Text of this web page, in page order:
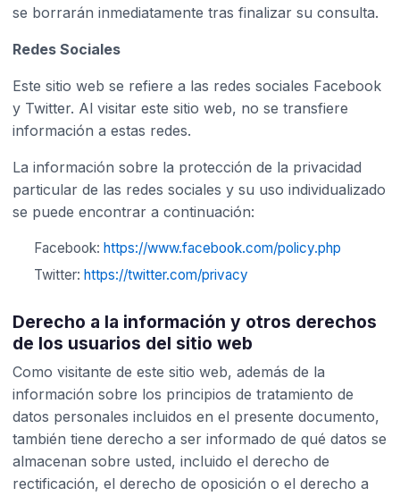
se borrarán inmediatamente tras finalizar su consulta.
Redes Sociales
Este sitio web se refiere a las redes sociales Facebook
y Twitter. Al visitar este sitio web, no se transfiere
información a estas redes.
La información sobre la protección de la privacidad
particular de las redes sociales y su uso individualizado
se puede encontrar a continuación:
Facebook: https://www.facebook.com/policy.php
Twitter: https://twitter.com/privacy
Derecho a la información y otros derechos
de los usuarios del sitio web
Como visitante de este sitio web, además de la
información sobre los principios de tratamiento de
datos personales incluidos en el presente documento,
también tiene derecho a ser informado de qué datos se
almacenan sobre usted, incluido el derecho de
rectificación, el derecho de oposición o el derecho a